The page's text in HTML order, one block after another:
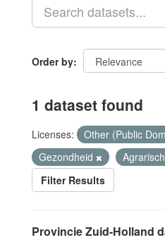
Order by
1 dataset found
Licenses: Other (Public
Gezondheid
Agrarisch
Filter Results
Provincie Zuid-Holland